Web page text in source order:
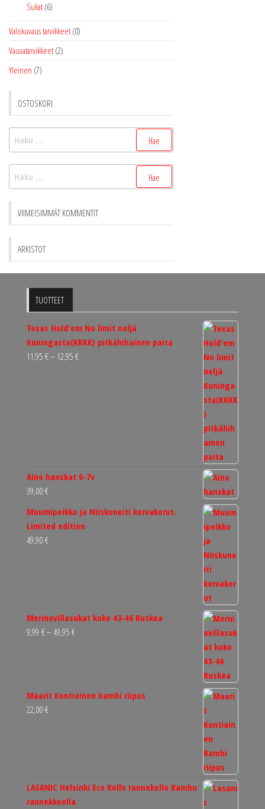
Sukat (6)
Valokuvaus tarvikkeet (0)
Vauvatarvikkeet (2)
Yleinen (7)
OSTOSKORI
Haku:
Haku:
VIIMEISIMMÄT KOMMENTIT
ARKISTOT
TUOTTEET
Texas Hold'em No limit neljä
Kuningasta(KKKK) pitkähihainen paita
11,95 €– 12,95 €Hintaluokka:
Aino hanskat 6-7v
39,00 €
Muumipeikko ja Niiskuneiti korvakorut.
Limited edition
49,90 €
Merinovillasukat koko 43-46 Ruskea
9,99 €– 49,95 €Hintaluokka:
Maarit Kontiainen bambi riipus
22,00 €
LASANIC Helsinki Eco Kello rannekello Bambu
rannekkeella